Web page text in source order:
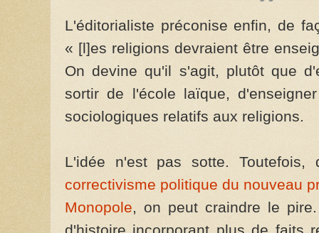
L'éditorialiste préconise enfin, de
« [l]es religions devraient être
On devine qu'il s'agit, plutôt que
sortir de l'école laïque,
sociologiques relatifs aux religions.
L'idée n'est pas sotte.
correctivisme politique du nouveau
Monopole, on peut craindre le